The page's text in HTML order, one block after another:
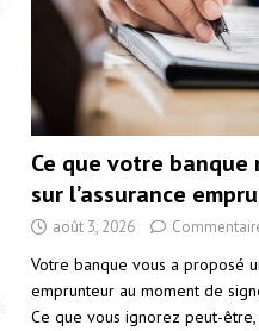
Ce que votre banque
sur l’assurance
août 3, 2026
Votre banque vous a proposé
emprunteur au moment de
Ce que vous ignorez peut-être,